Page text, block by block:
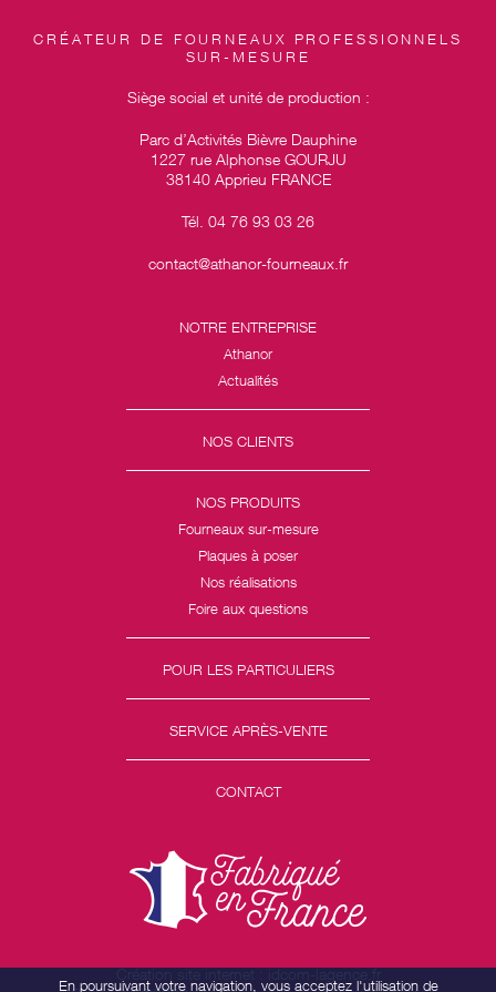
CRÉATEUR DE FOURNEAUX PROFESSIONNELS
SUR-MESURE
Siège social et unité de production :
Parc d’Activités Bièvre Dauphine
1227 rue Alphonse GOURJU
38140 Apprieu FRANCE
Tél. 04 76 93 03 26
contact@athanor-fourneaux.fr
NOTRE ENTREPRISE
Athanor
Actualités
NOS CLIENTS
NOS PRODUITS
Fourneaux sur-mesure
Plaques à poser
Nos réalisations
Foire aux questions
POUR LES PARTICULIERS
SERVICE APRÈS-VENTE
CONTACT
Création site internet : idcom-lagence.fr
En poursuivant votre navigation, vous acceptez l'utilisation de